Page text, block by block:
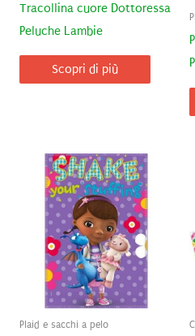
Tracollina cuore Dottoressa
Peluche Lambie
Scopri di più
Plaid e sacchi a pelo